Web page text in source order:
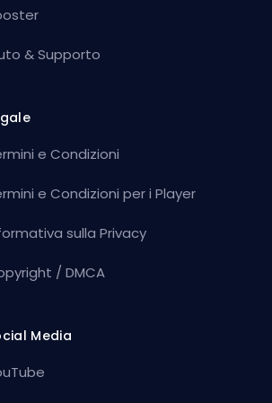
& Supporto
e Condizioni
e Condizioni per i Player
sulla Privacy
/ DMCA
Media